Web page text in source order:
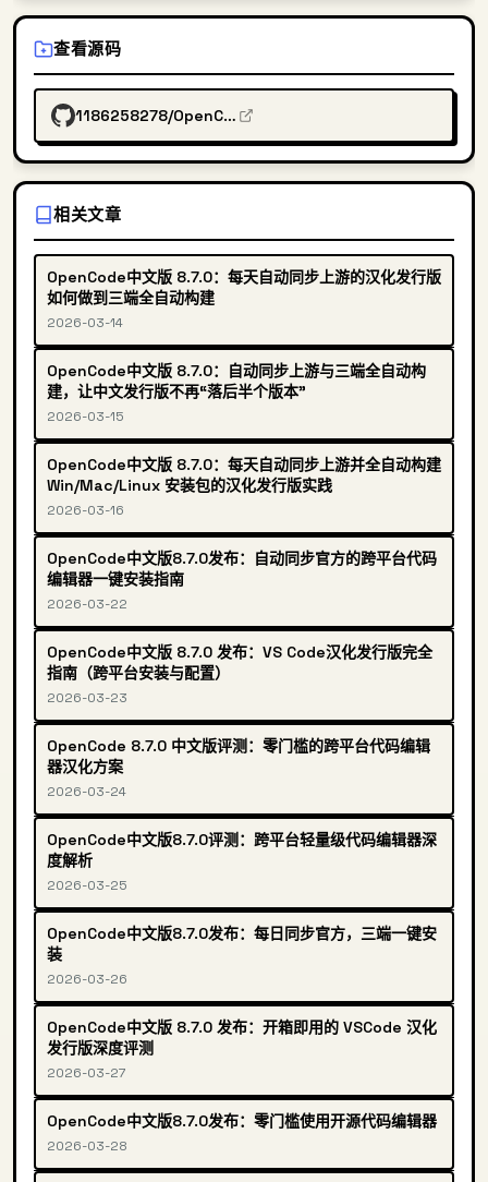
查看源码
1186258278/OpenCodeChineseTranslation
相关文章
OpenCode中文版 8.7.0：每天自动同步上游的汉化发行版
如何做到三端全自动构建
2026-03-14
OpenCode中文版 8.7.0：自动同步上游与三端全自动构
建，让中文发行版不再“落后半个版本”
2026-03-15
OpenCode中文版 8.7.0：每天自动同步上游并全自动构建
Win/Mac/Linux 安装包的汉化发行版实践
2026-03-16
OpenCode中文版8.7.0发布：自动同步官方的跨平台代码
编辑器一键安装指南
2026-03-22
OpenCode中文版 8.7.0 发布：VS Code汉化发行版完全
指南（跨平台安装与配置）
2026-03-23
OpenCode 8.7.0 中文版评测：零门槛的跨平台代码编辑
器汉化方案
2026-03-24
OpenCode中文版8.7.0评测：跨平台轻量级代码编辑器深
度解析
2026-03-25
OpenCode中文版8.7.0发布：每日同步官方，三端一键安
装
2026-03-26
OpenCode中文版 8.7.0 发布：开箱即用的 VSCode 汉化
发行版深度评测
2026-03-27
OpenCode中文版8.7.0发布：零门槛使用开源代码编辑器
2026-03-28